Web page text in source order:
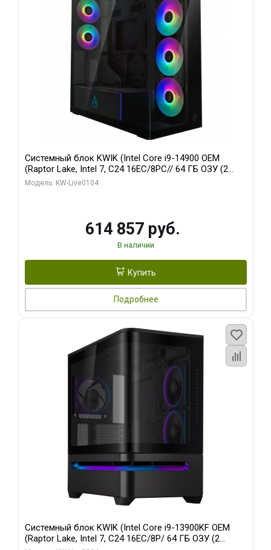
Системный блок KWIK (Intel Core i9-14900 OEM
(Raptor Lake, Intel 7, C24 16EC/8PC// 64 ГБ ОЗУ (2
модуля)/ Afox RTX4090 24GB GDDR6X 384-Bit 3xDP
Модель: KW-Live0104
614 857 руб.
В наличии
Купить
Подробнее
Системный блок KWIK (Intel Core i9-13900KF OEM
(Raptor Lake, Intel 7, C24 16EC/8P/ 64 ГБ ОЗУ (2